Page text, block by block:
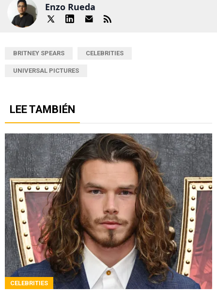
Enzo Rueda
BRITNEY SPEARS CELEBRITIES
UNIVERSAL PICTURES
LEE TAMBIÉN
CELEBRITIES